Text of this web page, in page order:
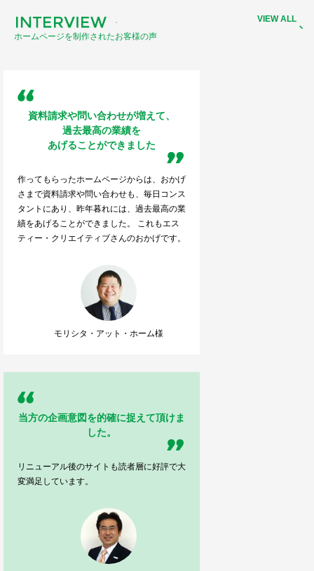
ホームページを制作されたお客様の声
V EW ALL
資料請求や問い合わせが増えて、
過去最高の業績を
あげることができました
作ってもらったホームページからは、おかげ
さまで資料請求や問い合わせも、毎日コンス
タントにあり、昨年暮れには、過去最高の業
績をあげることができました。 これもエス
ティー・クリエイティブさんのおかげです。
モリシタ・アット・ホーム様
当方の企画意図を的確に捉えて頂けま
した。
リニューアル後のサイトも読者層に好評で大
変満足しています。